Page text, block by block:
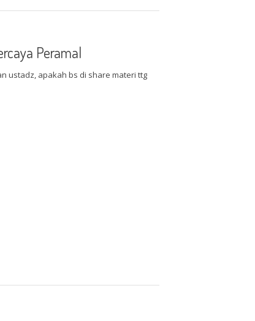
Peramal
ustadz, apakah bs di share materi ttg